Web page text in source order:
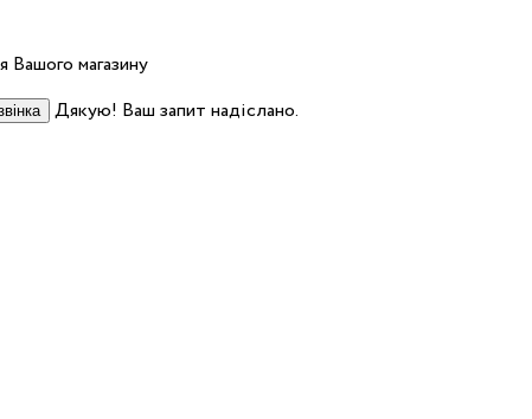
магазину
Дякую! Ваш запит надіслано.